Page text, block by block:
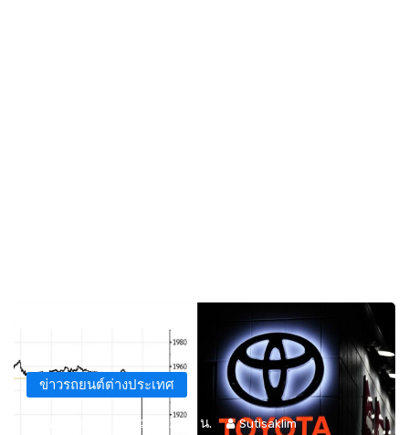
ข่าวรถยนต์ต่างประเทศ
24 พ.ค. 2566 เวลา 12:47 น. Sutisaklim